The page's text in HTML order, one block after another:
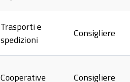
Trasporti e
spedizioni
Consigliere
Cooperative Consigliere